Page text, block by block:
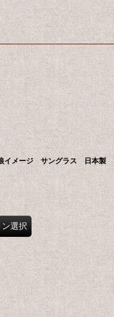
メージ サングラス 日本製
選択